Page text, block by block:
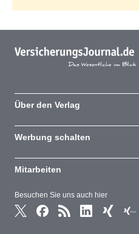
Besuchen Sie uns auch hier
Über den Verlag
Werbung schalten
Mitarbeiten